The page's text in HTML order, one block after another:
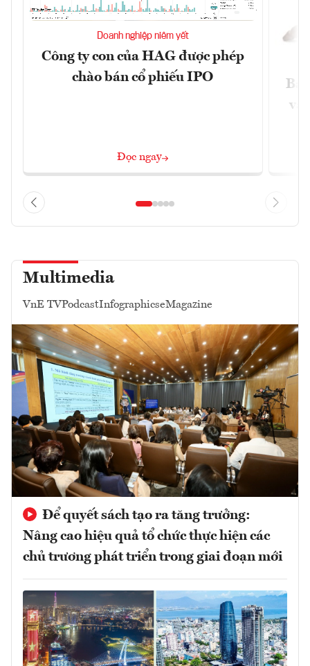
Doanh nghiệp niêm yết
Công ty con của HAG được phép
chào bán cổ phiếu IPO
Đọc ngay
và
Multimedia
VnE TVPodcastInfographicseMagazine
Để quyết sách tạo ra tăng trưởng:
Nâng cao hiệu quả tổ chức thực hiện các
chủ trương phát triển trong giai đoạn mới